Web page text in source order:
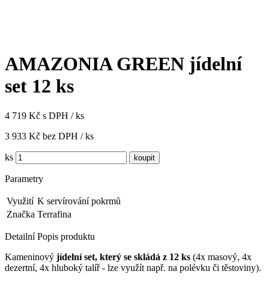
AMAZONIA GREEN jídelní
set 12 ks
4 719 Kč s DPH / ks
3 933 Kč bez DPH / ks
ks
Parametry
Využití K servírování pokrmů
Značka Terrafina
Detailní Popis produktu
Kameninový jídelní set, který se skládá z 12 ks (4x masový, 4x
dezertní, 4x hluboký talíř - lze využít např. na polévku či těstoviny).